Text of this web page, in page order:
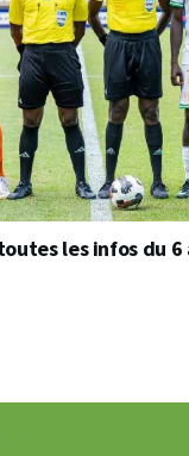
les infos du 6